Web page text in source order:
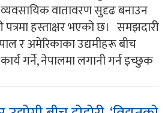
वातावरण सुदृढ बनाउन
पत्रमा हस्ताक्षर भएको छ। समझदारी
र अमेरिकाका उद्यमीहरू बीच
गर्ने, नेपालमा लगानी गर्न इच्छुक